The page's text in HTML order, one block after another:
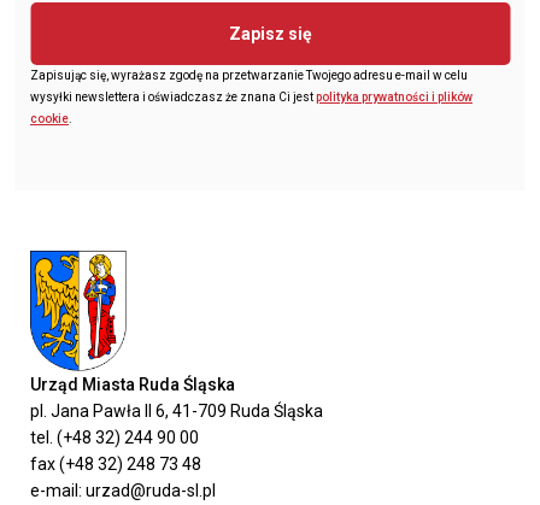
Zapisz się
Zapisując się, wyrażasz zgodę na przetwarzanie Twojego adresu e-mail w celu
wysyłki newslettera i oświadczasz że znana Ci jestpolityka prywatności i plików
cookie
Urząd Miasta Ruda Śląska
pl. Jana Pawła II 6, 41-709 Ruda Śląska
tel. (+48 32) 244 90 00
fax (+48 32) 248 73 48
e-mail: urzad@ruda-sl.pl